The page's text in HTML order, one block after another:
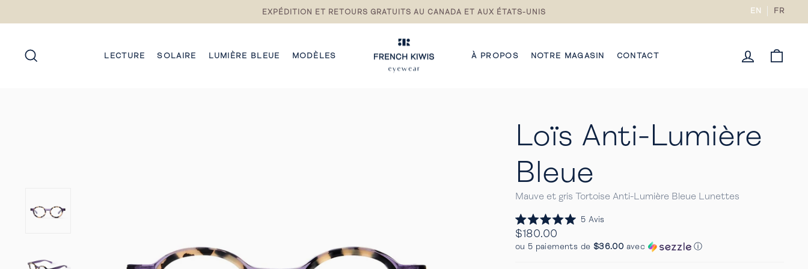
Pause
du
diaporama
EXPÉDITION ET RETOURS GRATUITS AU CANADA ET AUX ÉTATS-UNIS EN FR
LECTURE SOLAIRE LUMIÈRE BLEUE MODÈLES À PROPOS NOTRE MAGASIN CONTACT
Loïs Anti-Lumière
Bleue
Mauve et gris Tortoise Anti-Lumière Bleue Lunettes
Noté
5.0
sur
5 Avis
faire
Prix
Regulier
$180.00
ou 5 paiements de $36.00 avec ⓘ